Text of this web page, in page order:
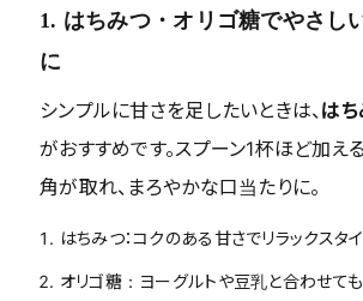
1. はちみつ・オリゴ糖でやさし
に
シンプルに甘さを足したいときは、は
がおすすめです。スプーン1杯ほど加え
角が取れ、まろやかな口当たりに。
はちみつ：コクのある甘さでリラックスタ
オリゴ糖：ヨーグルトや豆乳と合わせて